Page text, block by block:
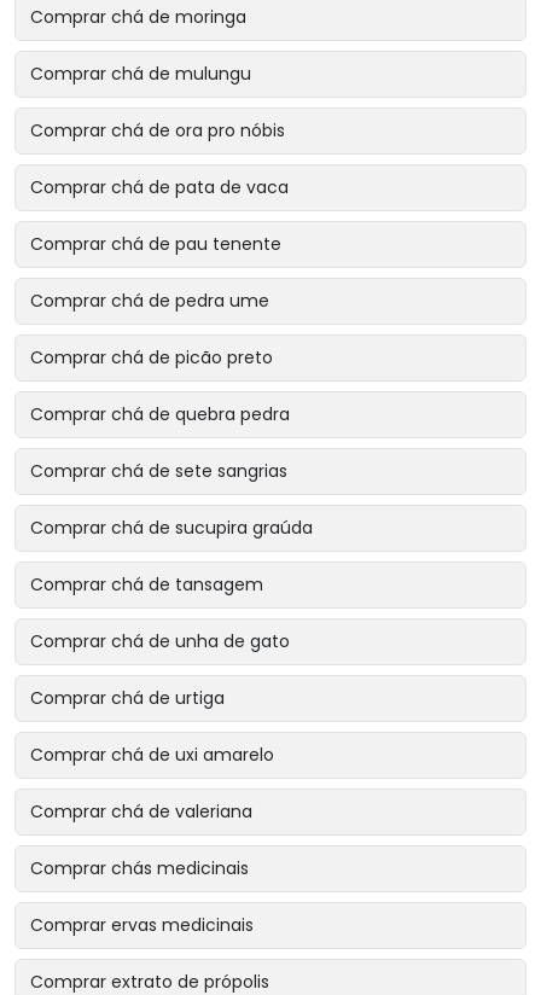
Comprar chá de moringa
Comprar chá de mulungu
Comprar chá de ora pro nóbis
Comprar chá de pata de vaca
Comprar chá de pau tenente
Comprar chá de pedra ume
Comprar chá de picão preto
Comprar chá de quebra pedra
Comprar chá de sete sangrias
Comprar chá de sucupira graúda
Comprar chá de tansagem
Comprar chá de unha de gato
Comprar chá de urtiga
Comprar chá de uxi amarelo
Comprar chá de valeriana
Comprar chás medicinais
Comprar ervas medicinais
Comprar extrato de própolis